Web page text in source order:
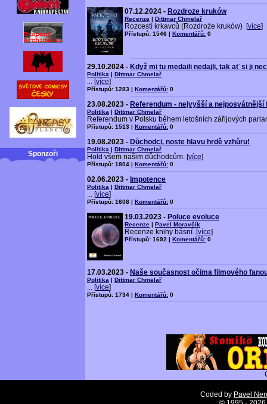
Sponzoři
07.12.2024 - Rozdroże kruków
Recenze | Dittmar Chmelař
Rozcestí krkavců (Rozdroże kruków) [více]
Přístupů: 1546 | Komentářů: 0
29.10.2024 - Když mi tu medaili nedajli, tak ať si ji
Politika | Dittmar Chmelař
... [více]
Přístupů: 1283 | Komentářů: 0
23.08.2023 - Referendum - nejvyšší a
Politika | Dittmar Chmelař
Referendum v Polsku během letošních zářijových
Přístupů: 1513 | Komentářů: 0
19.08.2023 - Důchodci, noste hlavu hrdě vzhůru!
Politika | Dittmar Chmelař
Hold všem našim důchodcům. [více]
Přístupů: 1804 | Komentářů: 0
02.06.2023 - Impotence
Politika | Dittmar Chmelař
... [více]
Přístupů: 1608 | Komentářů: 0
19.03.2023 - Poluce evoluce
Recenze | Pavel Moravčík
Recenze knihy básní. [více]
Přístupů: 1692 | Komentářů: 0
17.03.2023 - Naše současnost očima filmového
Politika | Dittmar Chmelař
... [více]
Přístupů: 1734 | Komentářů: 0
Coded by Pavel